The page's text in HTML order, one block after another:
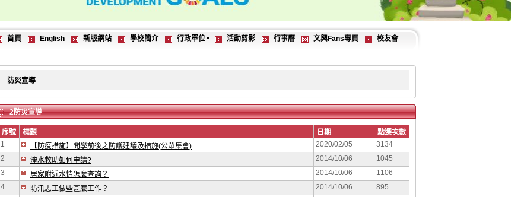
首頁 English 新版網站 學校簡介 行政單位 活動剪影 行事曆 文興Fans專頁 校友會
防災宣導
2防災宣導
序號 標題 日期
點選次數
1
【防疫措施】開學前後之防護建議及措施(公眾集會) 2020/02/05
3134
2
淹水救助如何申請? 2014/10/06
1045
3
居家附近水情怎麼查詢？ 2014/10/06
1106
4
防汛志工做些甚麼工作？ 2014/10/06
895